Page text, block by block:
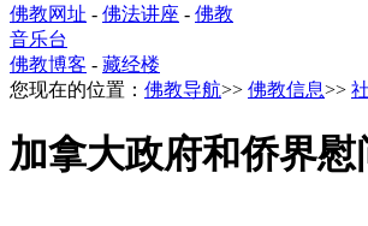
佛教网址 - 佛法讲座 - 佛教
音乐台
佛教博客 - 藏经楼
您现在的位置： 佛教导航>> 佛教信息>>
加拿大政府和侨界